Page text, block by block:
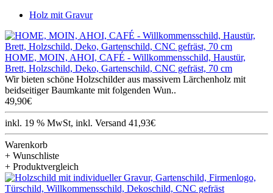
Holz mit Gravur
HOME, MOIN, AHOI, CAFÉ - Willkommensschild, Haustür,
Brett, Holzschild, Deko, Gartenschild, CNC gefräst, 70 cm
Wir bieten schöne Holzschilder aus massivem Lärchenholz mit
beidseitiger Baumkante mit folgenden Wun..
49,90€
inkl. 19 % MwSt, inkl. Versand 41,93€
Warenkorb
+ Wunschliste
+ Produktvergleich